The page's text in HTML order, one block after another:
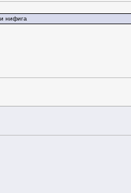
нифига